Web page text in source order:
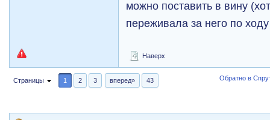
можно поставить в вину
переживала за него по
Наверх
Страницы 1 2 3 вперед» 43 Обратно в